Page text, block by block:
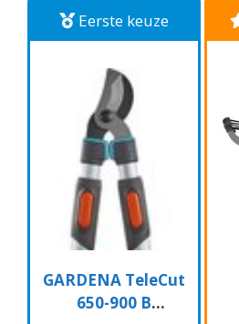
Eerste keuze
GARDENA TeleCut
650-900 B